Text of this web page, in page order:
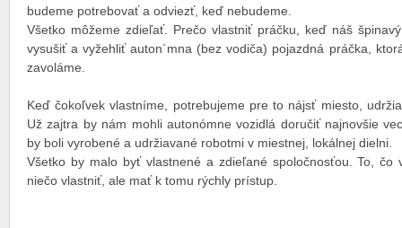
budeme potrebovať a odviezť, keď nebudeme.
Všetko môžeme zdieľať. Prečo vlastniť práčku, keď náš
vysušiť a vyžehliť auton´mna (bez vodiča) pojazdná práčka,
zavoláme.
Keď čokoľvek vlastníme, potrebujeme pre to nájsť miesto,
Už zajtra by nám mohli autonómne vozidlá doručiť najnovšie
by boli vyrobené a udržiavané robotmi v miestnej, lokálnej dielni.
Všetko by malo byť vlastnené a zdieľané spoločnosťou. To, čo
niečo vlastniť, ale mať k tomu rýchly prístup.